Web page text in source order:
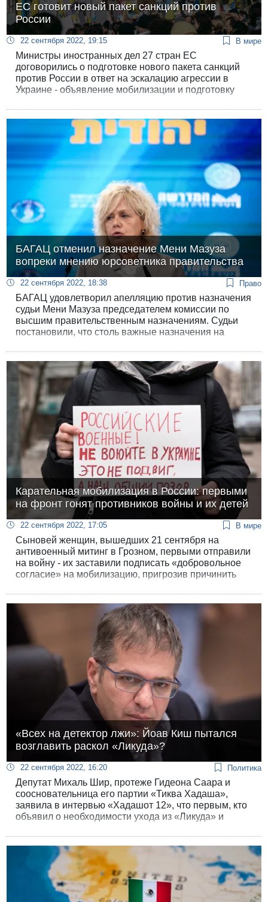
ЕС готовит новый пакет санкций против
России
22 сентября 2022, 19:15 В мире
Министры иностранных дел 27 стран ЕС
договорились о подготовке нового пакета санкций
против России в ответ на эскалацию агрессии в
Украине - объявление мобилизации и подготовку
вхождении в РФ на оккупированных территориях.
Новый пакет будет включать установление
«потолка» цен на нефть, ужесточение эмбарго на
импорт в Россию гражданских технологий двойного
назначения и расширение персональных санкций.
БАГАЦ отменил назначение Мени Мазуза
вопреки мнению юрсоветника правительства
22 сентября 2022, 18:38 Право
БАГАЦ удовлетворил апелляцию против назначения
судьи Мени Мазуза председателем комиссии по
высшим правительственным назначениям. Судьи
постановили, что столь важные назначения на
осуществляться переходным правительством, -
вопреки позиции юридического советника
правительства Гали Бахарав-Миара.
Карательная мобилизация в России: первыми
на фронт гонят противников войны и их детей
22 сентября 2022, 17:05 В мире
Сыновей женщин, вышедших 21 сентября на
антивоенный митинг в Грозном, первыми отправили
на войну - их заставили подписать «добровольное
согласие» на мобилизацию, пригрозив причинить
чеченский телеграм-канал 1АДАТ. Задержанным за
участие в антивоенных митингах в Москве вчера
массово вручали повестки в военкоматы «для
сверки документов».
«Всех на детектор лжи»: Йоав Киш пытался
возглавить раскол «Ликуда»?
22 сентября 2022, 16:20 Политика
Депутат Михаль Шир, протеже Гидеона Саара и
соосновательница его партии «Тиква Хадаша»,
заявила в интервью «Хадашот 12», что первым, кто
объявил о необходимости ухода из «Ликуда» и
входящий в ближнее окружение Нетанияху. Недавно
Шир покинула «Лагерь государственников» Ганца-
Саара и перешла в «Еш Атид». Она настаивает, что
сказала правду и готова сегодня же пройти
проверку на детекторе лжи.